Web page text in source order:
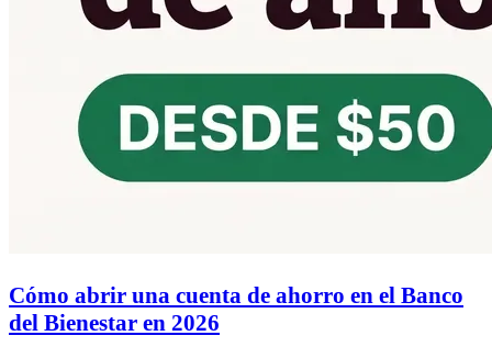
Cómo abrir una cuenta de ahorro en el Banco
del Bienestar en 2026